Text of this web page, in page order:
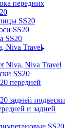
передних
SS20
SS20
SS20
Niva Travel
Niva, Niva Travel
SS20
передней
задней подвески
и задней
SS20